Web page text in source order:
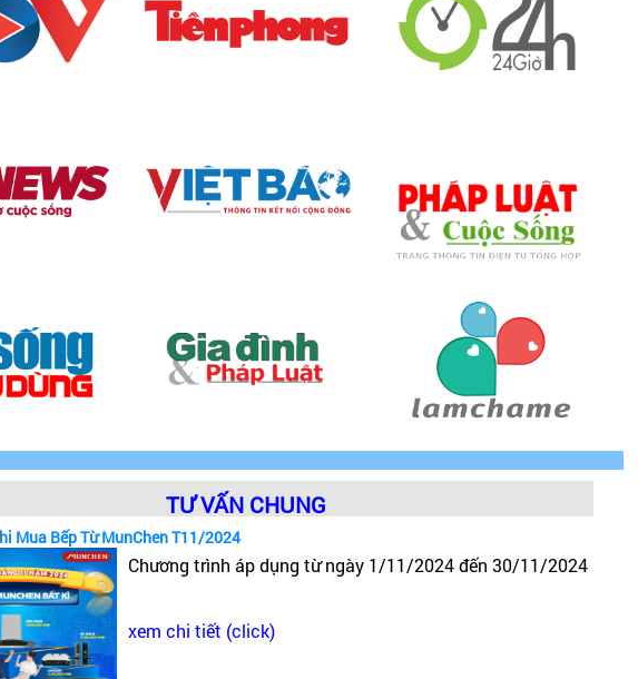
TƯ VẤN CHUNG
Mua Bếp Từ MunChen T11/2024
Chương trình áp dụng từ ngày 1/11/2024 đến 30/11/2024
xem chi tiết (click)